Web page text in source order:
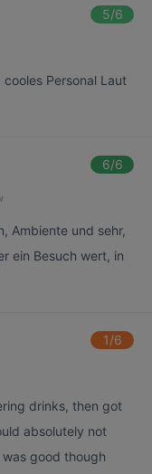
5/6
Personal Laut
6/6
Ambiente und sehr,
ein Besuch wert, in
1/6
drinks, then got
absolutely not
good though